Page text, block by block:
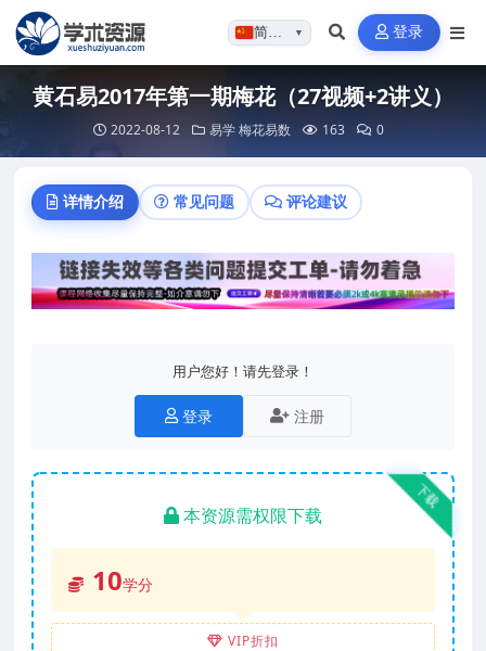
简体…▼ 登录
黄石易2017年第一期梅花（27视频+2讲义）
2022-08-12 易学梅花易数 163 0
详情介绍 常见问题 评论建议
用户您好！请先登录！
登录 注册
下载
本资源需权限下载
10学分
VIP折扣